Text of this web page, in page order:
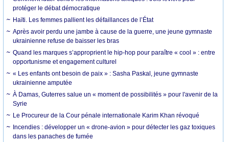
protéger le débat démocratique
Haïti. Les femmes pallient les défaillances de l’État
Après avoir perdu une jambe à cause de la guerre, une jeune gymnaste
ukrainienne refuse de baisser les bras
Quand les marques s’approprient le hip-hop pour paraître « cool » : entre
opportunisme et engagement culturel
« Les enfants ont besoin de paix » : Sasha Paskal, jeune gymnaste
ukrainienne amputée
À Damas, Guterres salue un « moment de possibilités » pour l'avenir de la
Syrie
Le Procureur de la Cour pénale internationale Karim Khan révoqué
Incendies : développer un « drone-avion » pour détecter les gaz toxiques
dans les panaches de fumée